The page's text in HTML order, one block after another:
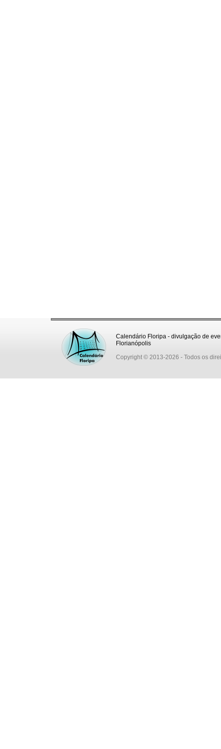
Calendário Floripa - divulgação de
Florianópolis
Copyright © 2013-2026 - Todos os